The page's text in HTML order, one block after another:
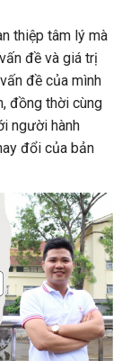
thiệp tâm lý mà
đề và giá trị
đề của mình
đồng thời cùng
người hành
đổi của bản